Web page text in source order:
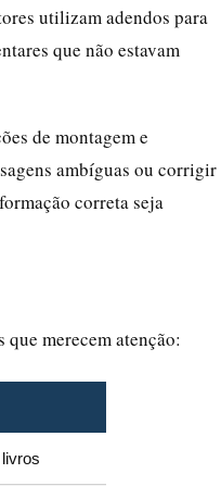
utilizam adendos para
que não estavam
de montagem e
ambíguas ou corrigir
correta seja
merecem atenção: